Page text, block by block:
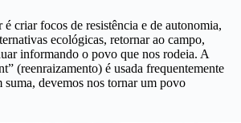
é criar focos de resistência e de autonomia,
ecológicas, retornar ao campo,
informando o povo que nos rodeia. A
(reenraizamento) é usada frequentemente
suma, devemos nos tornar um povo